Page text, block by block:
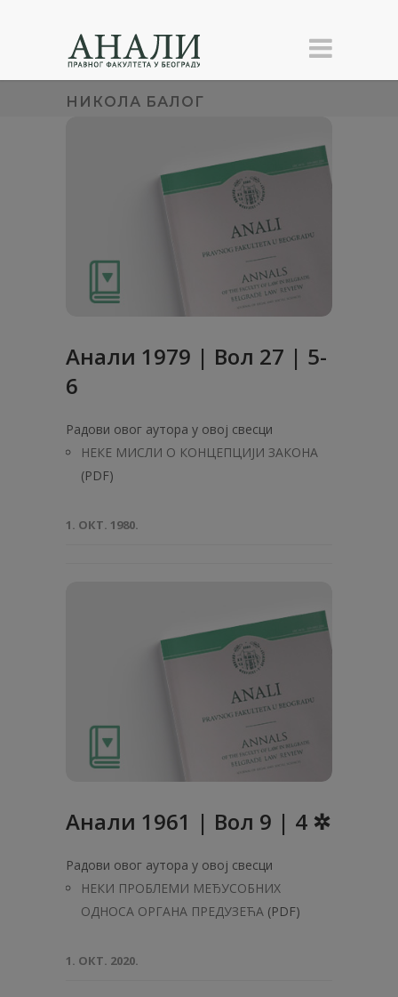
НИКОЛА БАЛОГ
Анaли 1979 | Вол 27 | 5-
6
Радови овог аутора у овој свесци
НЕКЕ МИСЛИ О КОНЦЕПЦИЈИ ЗАКОНА
(PDF)
1. ОКТ. 1980.
Анaли 1961 | Вол 9 | 4 ✲
Радови овог аутора у овој свесци
НЕКИ ПРОБЛЕМИ МЕЂУСОБНИХ
ОДНОСА ОРГАНА ПРЕДУЗЕЋА (PDF)
1. ОКТ. 2020.